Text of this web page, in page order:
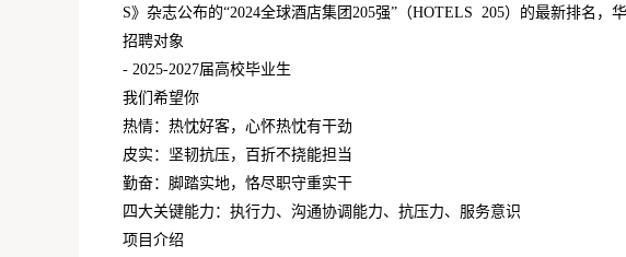
S》杂志公布的“2024全球酒店集团205强”（HOTELS 205）的最新排名，
招聘对象
- 2025-2027届高校毕业生
我们希望你
热情：热忱好客，心怀热忱有干劲
皮实：坚韧抗压，百折不挠能担当
勤奋：脚踏实地，恪尽职守重实干
四大关键能力：执行力、沟通协调能力、抗压力、服务意识
项目介绍